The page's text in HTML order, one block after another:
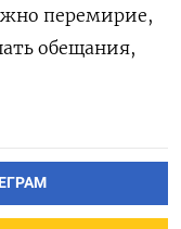
перемирие,
обещания,